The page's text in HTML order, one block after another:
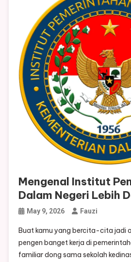
Mengenal Institut
Dalam Negeri Lebih
May 9, 2026 Fauzi
Buat kamu yang bercita-cita jadi
pengen banget kerja di
familiar dong sama sekolah